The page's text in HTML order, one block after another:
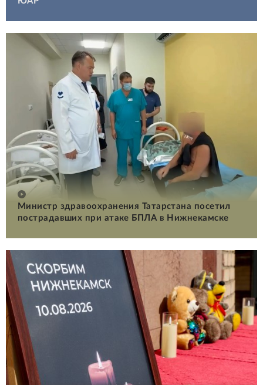
Министр здравоохранения Татарстана посетил
пострадавших при атаке БПЛА в Нижнекамске